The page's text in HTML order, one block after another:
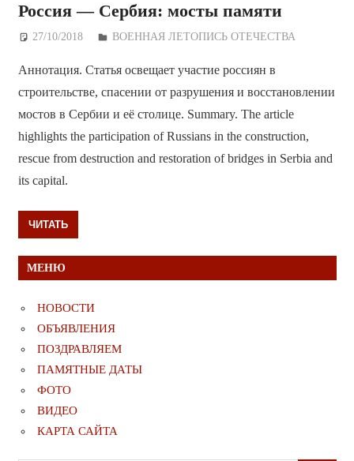
Россия — Сербия: мосты памяти
27/10/2018 Дежурный по Редакции
ВОЕННАЯ ЛЕТОПИСЬ ОТЕЧЕСТВА
Аннотация. Статья освещает участие россиян в
строительстве, спасении от разрушения и восстановлении
мостов в Сербии и её столице. Summary. The article
highlights the participation of Russians in the construction,
rescue from destruction and restoration of bridges in Serbia and
its capital.
ЧИТАТЬ
МЕНЮ
НОВОСТИ
ОБЪЯВЛЕНИЯ
ПОЗДРАВЛЯЕМ
ПАМЯТНЫЕ ДАТЫ
ФОТО
ВИДЕО
КАРТА САЙТА